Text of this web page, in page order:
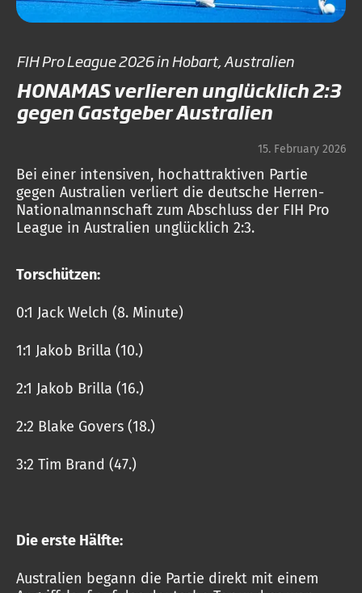
FIH Pro League 2026 in Hobart, Australien
HONAMAS verlieren unglücklich 2:3
gegen Gastgeber Australien
15. February 2026
Bei einer intensiven, hochattraktiven Partie
gegen Australien verliert die deutsche Herren-
Nationalmannschaft zum Abschluss der FIH Pro
League in Australien unglücklich 2:3.
Torschützen:
0:1 Jack Welch (8. Minute)
1:1 Jakob Brilla (10.)
2:1 Jakob Brilla (16.)
2:2 Blake Govers (18.)
3:2 Tim Brand (47.)
Die erste Hälfte:
Australien begann die Partie direkt mit einem